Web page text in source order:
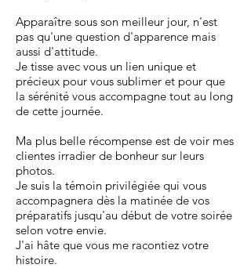
Apparaître sous son meilleur jour, n'est
pas qu'une question d'apparence mais
aussi d'attitude.
Je tisse avec vous un lien unique et
précieux pour vous sublimer et pour que
la sérénité vous accompagne tout au long
de cette journée.
Ma plus belle récompense est de voir mes
clientes irradier de bonheur sur leurs
photos.
Je suis la témoin privilégiée qui vous
accompagnera dès la matinée de vos
préparatifs jusqu'au début de votre soirée
selon votre envie.
J'ai hâte que vous me racontiez votre
histoire.